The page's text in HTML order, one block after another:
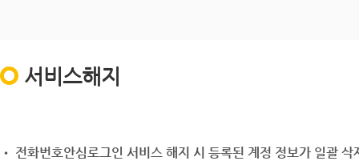
서비스해지
• 전화번호안심로그인 서비스 해지 시 등록된 계정 정보가 일괄